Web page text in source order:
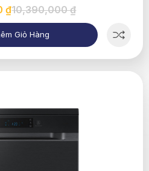
₫10,390,000 ₫
Giỏ Hàng